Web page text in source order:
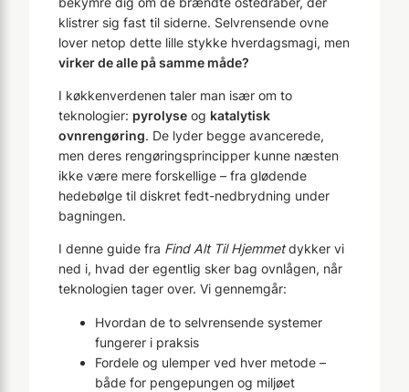
klistrer sig fast til siderne. Selvrensende ovne
lover netop dette lille stykke hverdagsmagi, men
virker de alle på samme måde?
I køkkenverdenen taler man især om to
teknologier: pyrolyse og katalytisk
ovnrengøring. De lyder begge avancerede,
men deres rengøringsprincipper kunne næsten
ikke være mere forskellige – fra glødende
hedebølge til diskret fedt-nedbrydning under
bagningen.
I denne guide fra Find Alt Til Hjemmetdykker vi
ned i, hvad der egentlig sker bag ovnlågen, når
teknologien tager over. Vi gennemgår:
Hvordan de to selvrensende systemer
fungerer i praksis
Fordele og ulemper ved hver metode –
både for pengepungen og miljøet